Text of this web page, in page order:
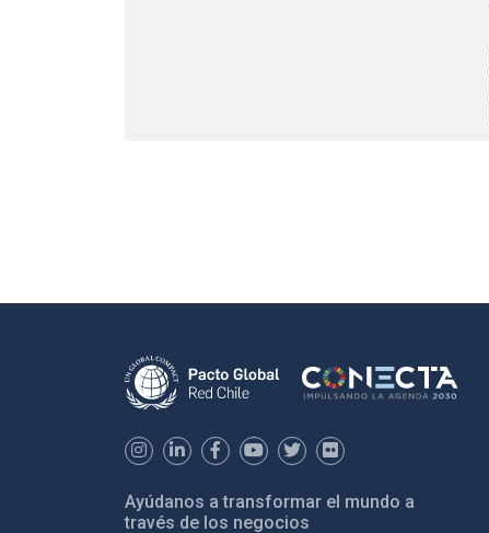
Ayúdanos a transformar el mundo a
través de los negocios